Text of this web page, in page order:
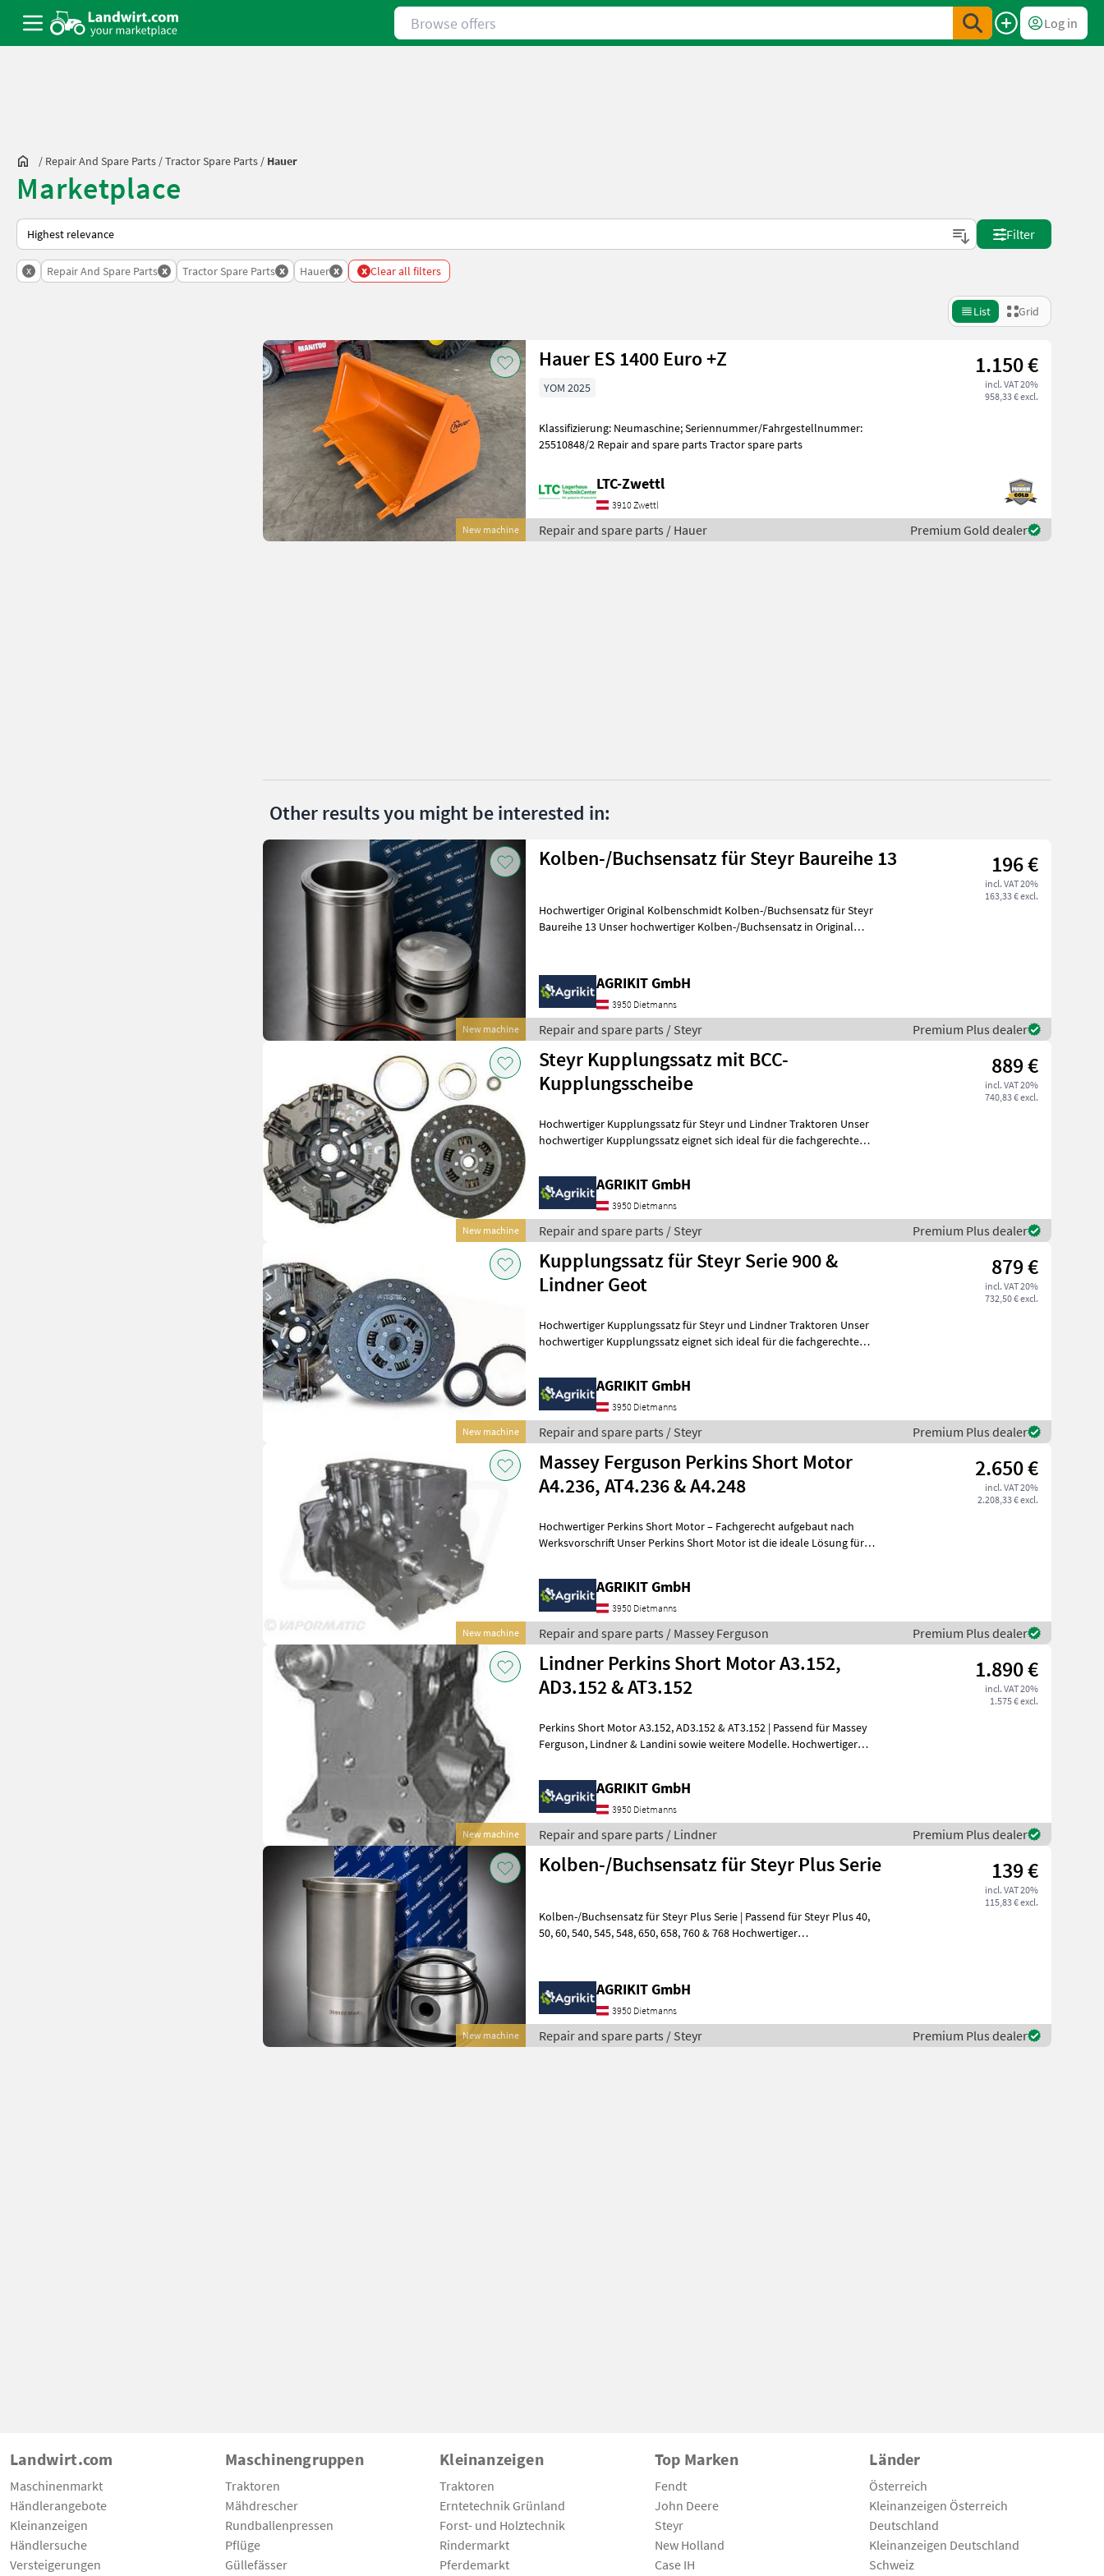
Browse offers
Log in
/ Repair And Spare Parts /Tractor Spare Parts / Hauer
Marketplace
This is how sorting works on Landwirt.com
Filter
x Repair And Spare Parts x Tractor Spare Parts x Hauer x x Clear all filters
List Grid
New machine
Hauer ES 1400 Euro +Z 1.150 €
incl. VAT 20%
958,33 € excl.
YOM 2025
Klassifizierung: Neumaschine; Seriennummer/Fahrgestellnummer:
25510848/2 Repair and spare parts Tractor spare parts
LTC-Zwettl
3910 Zwettl
Repair and spare parts / Hauer Premium Gold dealer
Other results you might be interested in:
New machine
Kolben-/Buchsensatz für Steyr Baureihe 13 196 €
incl. VAT 20%
163,33 € excl.
Hochwertiger Original Kolbenschmidt Kolben-/Buchsensatz für Steyr
Baureihe 13 Unser hochwertiger Kolben-/Buchsensatz in Original
AGRIKIT GmbH
3950 Dietmanns
Repair and spare parts / Steyr Premium Plus dealer
New machine
Steyr Kupplungssatz mit BCC-
Kupplungsscheibe
889 €
incl. VAT 20%
740,83 € excl.
Hochwertiger Kupplungssatz für Steyr und Lindner Traktoren Unser
hochwertiger Kupplungssatz eignet sich ideal für die fachgerechte
AGRIKIT GmbH
3950 Dietmanns
Repair and spare parts / Steyr Premium Plus dealer
New machine
Kupplungssatz für Steyr Serie 900 &
Lindner Geot
879 €
incl. VAT 20%
732,50 € excl.
Hochwertiger Kupplungssatz für Steyr und Lindner Traktoren Unser
hochwertiger Kupplungssatz eignet sich ideal für die fachgerechte
AGRIKIT GmbH
3950 Dietmanns
Repair and spare parts / Steyr Premium Plus dealer
New machine
Massey Ferguson Perkins Short Motor
A4.236, AT4.236 & A4.248
2.650 €
incl. VAT 20%
2.208,33 € excl.
Hochwertiger Perkins Short Motor – Fachgerecht aufgebaut nach
Werksvorschrift Unser Perkins Short Motor ist die ideale Lösung für
AGRIKIT GmbH
3950 Dietmanns
Repair and spare parts / Massey Ferguson Premium Plus dealer
New machine
Lindner Perkins Short Motor A3.152,
AD3.152 & AT3.152
1.890 €
incl. VAT 20%
1.575 € excl.
Perkins Short Motor A3.152, AD3.152 & AT3.152 | Passend für Massey
Ferguson, Lindner & Landini sowie weitere Modelle. Hochwertiger
AGRIKIT GmbH
3950 Dietmanns
Repair and spare parts / Lindner Premium Plus dealer
New machine
Kolben-/Buchsensatz für Steyr Plus Serie 139 €
incl. VAT 20%
115,83 € excl.
Kolben-/Buchsensatz für Steyr Plus Serie | Passend für Steyr Plus 40,
50, 60, 540, 545, 548, 650, 658, 760 & 768 Hochwertiger
AGRIKIT GmbH
3950 Dietmanns
Repair and spare parts / Steyr Premium Plus dealer
Landwirt.com
Maschinenmarkt
Händlerangebote
Kleinanzeigen
Händlersuche
Versteigerungen
Maschinengruppen
Traktoren
Mähdrescher
Rundballenpressen
Pflüge
Güllefässer
Kleinanzeigen
Traktoren
Erntetechnik Grünland
Forst- und Holztechnik
Rindermarkt
Pferdemarkt
Top Marken
Fendt
John Deere
Steyr
New Holland
Case IH
Länder
Österreich
Kleinanzeigen Österreich
Deutschland
Kleinanzeigen Deutschland
Schweiz